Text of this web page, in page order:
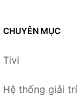
CHUYÊN MỤC
Tivi
Hệ thống giải trí